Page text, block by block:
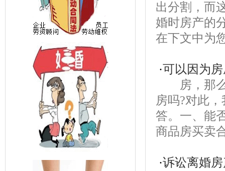
出分割，而
婚时房产的
在下文中为
·可以因为
房，那么
房吗?对此
答。一、能
商品房买卖
·诉讼离婚